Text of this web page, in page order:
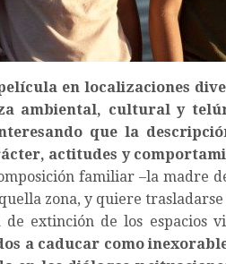
en localizaciones
ambiental, cultural y
que la
actitudes y
familiar –la madre
zona, y quiere
extinción de los espacios
a caducar como